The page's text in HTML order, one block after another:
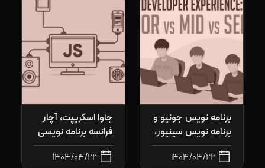
برنامه نویس جونیو و
برنامه نویس سینیور،
تفاوت ها و وجه
تمییز ها
۱۴۰۴/۰۴/۲۳
جاوا اسکریپت، آچار
فرانسه برنامه نویسی
۱۴۰۴/۰۴/۲۳